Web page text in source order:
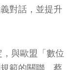
對話，並提升
與歐盟「數位
範的關聯。蔡